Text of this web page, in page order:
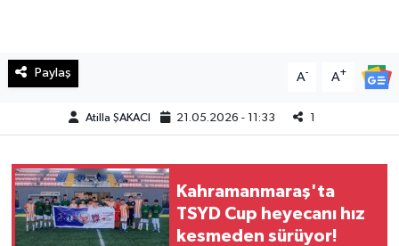
Paylaş A- A+
Atilla ŞAKACI 21.05.2026 - 11:33 1
Kahramanmaraş'ta
TSYD Cup heyecanı hız
kesmeden sürüyor!
Spor
Teknoloji
Yaşam